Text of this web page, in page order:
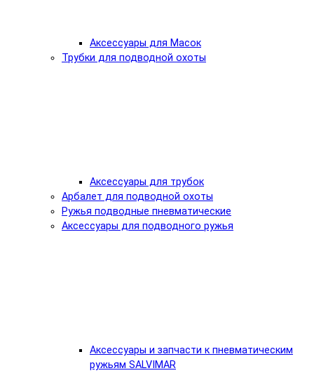
Аксессуары для Масок
Трубки для подводной охоты
Аксессуары для трубок
Арбалет для подводной охоты
Ружья подводные пневматические
Аксессуары для подводного ружья
Аксессуары и запчасти к пневматическим
ружьям SALVIMAR